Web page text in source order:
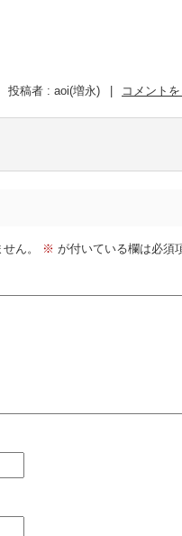
投稿者 : aoi(増永) コメント
ん。 ※ が付いている欄は必須